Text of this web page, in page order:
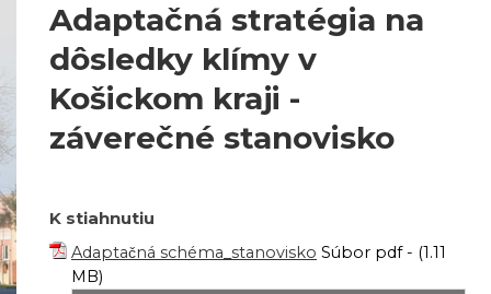
Adaptačná stratégia na
dôsledky klímy v
Košickom kraji -
záverečné stanovisko
K stiahnutiu
Adaptačná schéma_stanovisko Súbor pdf - (1.11
MB)